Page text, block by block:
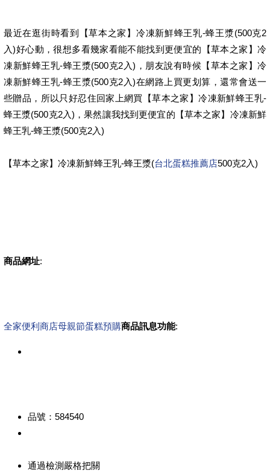
最近在逛街時看到【草本之家】冷凍新鮮蜂王乳-蜂王漿(500克2
入)好心動，很想多看幾家看能不能找到更便宜的【草本之家】冷
凍新鮮蜂王乳-蜂王漿(500克2入)，朋友說有時候【草本之家】冷
凍新鮮蜂王乳-蜂王漿(500克2入)在網路上買更划算，還常會送一
些贈品，所以只好忍住回家上網買【草本之家】冷凍新鮮蜂王乳-
蜂王漿(500克2入)，果然讓我找到更便宜的【草本之家】冷凍新鮮
蜂王乳-蜂王漿(500克2入)
【草本之家】冷凍新鮮蜂王乳-蜂王漿(台北蛋糕推薦店500克2入)
商品網址:
全家便利商店母親節蛋糕預購商品訊息功能:
品號：584540
通過檢測嚴格把關